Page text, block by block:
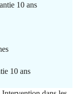
10 ans
10 ans